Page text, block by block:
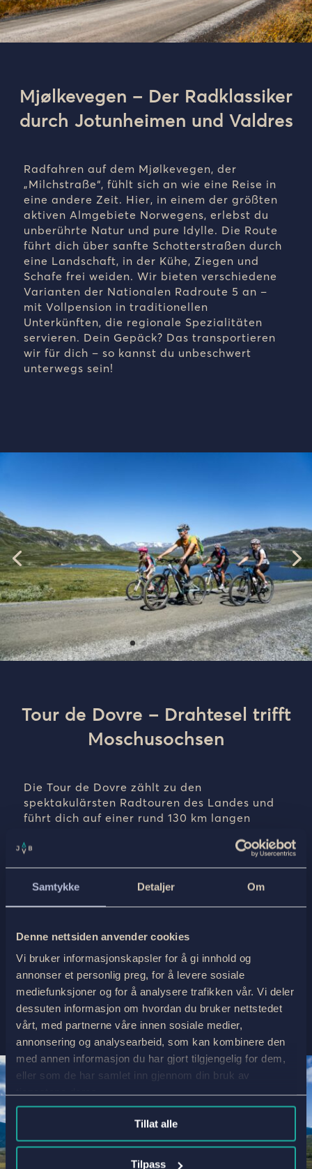
Samtykke Detaljer Om
Denne nettsiden anvender cookies
Vi bruker informasjonskapsler for å gi innhold og
annonser et personlig preg, for å levere sosiale
mediefunksjoner og for å analysere trafikken vår. Vi deler
dessuten informasjon om hvordan du bruker nettstedet
vårt, med partnerne våre innen sosiale medier,
annonsering og analysearbeid, som kan kombinere den
med annen informasjon du har gjort tilgjengelig for dem,
eller som de har samlet inn gjennom din bruk av
tjenestene deres.
Tillat alle
Tilpass
Mjølkevegen – Der Radklassiker
durch Jotunheimen und Valdres
Radfahren auf dem Mjølkevegen, der
„Milchstraße“, fühlt sich an wie eine Reise in
eine andere Zeit. Hier, in einem der größten
aktiven Almgebiete Norwegens, erlebst du
unberührte Natur und pure Idylle. Die Route
führt dich über sanfte Schotterstraßen durch
eine Landschaft, in der Kühe, Ziegen und
Schafe frei weiden. Wir bieten verschiedene
Varianten der Nationalen Radroute 5 an –
mit Vollpension in traditionellen
Unterkünften, die regionale Spezialitäten
servieren. Dein Gepäck? Das transportieren
wir für dich – so kannst du unbeschwert
unterwegs sein!
Tour de Dovre – Drahtesel trifft
Moschusochsen
Die Tour de Dovre zählt zu den
spektakulärsten Radtouren des Landes und
führt dich auf einer rund 130 km langen
Nationalparks, Täler und Landschaften
Norwegens. Die Strecke verbindet drei der
bekanntesten Nationalparks: Rondane,
Dovrefjell und Dovre. Du radelst durch ruhige
Berglandschaften, idyllische Weiden und
Gudbrandsdalen und das Grimsdalen –
gesäumt von einigen der imposantesten
Gipfel des Landes.